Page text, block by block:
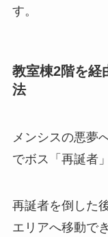
す。
教室棟2階を経
法
メンシスの悪夢
でボス「再誕者
再誕者を倒した
エリアへ移動で